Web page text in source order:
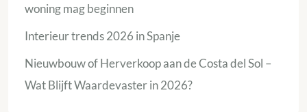
woning mag beginnen
Interieur trends 2026 in Spanje
Nieuwbouw of Herverkoop aan de Costa del Sol –
Wat Blijft Waardevaster in 2026?